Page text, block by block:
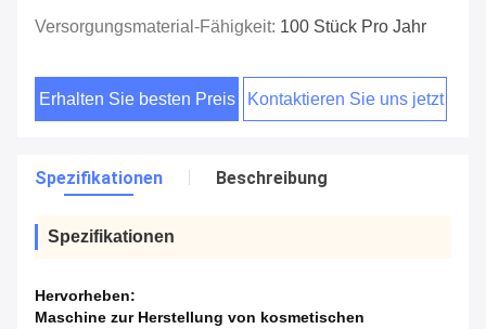
Versorgungsmaterial-Fähigkeit: 100 Stück Pro Jahr
Erhalten Sie besten Preis Kontaktieren Sie uns jetzt
Spezifikationen Beschreibung
Spezifikationen
Hervorheben:
Maschine zur Herstellung von kosmetischen